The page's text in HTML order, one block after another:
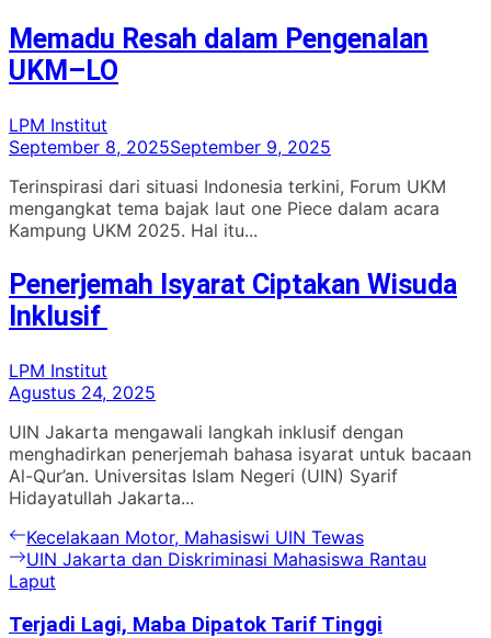
Memadu Resah dalam Pengenalan
UKM–LO
LPM Institut
September 8, 2025September 9, 2025
Terinspirasi dari situasi Indonesia terkini, Forum UKM
mengangkat tema bajak laut one Piece dalam acara
Kampung UKM 2025. Hal itu...
Penerjemah Isyarat Ciptakan Wisuda
Inklusif
LPM Institut
Agustus 24, 2025
UIN Jakarta mengawali langkah inklusif dengan
menghadirkan penerjemah bahasa isyarat untuk bacaan
Al-Qur’an. Universitas Islam Negeri (UIN) Syarif
Hidayatullah Jakarta...
Navigasi
pos
Previous
post:
Kecelakaan Motor, Mahasiswi UIN Tewas
Next
post:
UIN Jakarta dan Diskriminasi Mahasiswa Rantau
Laput
Terjadi Lagi, Maba Dipatok Tarif Tinggi